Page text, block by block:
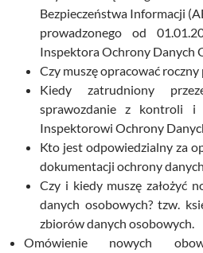
Bezpieczeństwa Informacji
prowadzonego od
Inspektora Ochrony Danych
Czy muszę opracować
Kiedy zatrudniony
sprawozdanie z kontroli i
Inspektorowi Ochrony
Kto jest odpowiedzialny za
dokumentacji ochrony
Czy i kiedy muszę założyć
danych osobowych? tzw.
zbiorów danych osobowych.
Omówienie nowych